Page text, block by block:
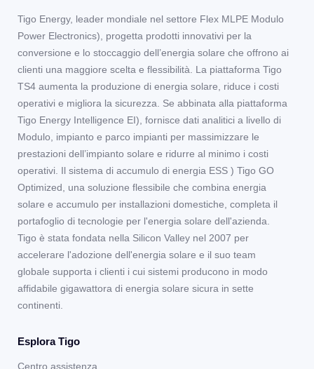
Tigo Energy, leader mondiale nel settore Flex MLPE Modulo
Power Electronics), progetta prodotti innovativi per la
conversione e lo stoccaggio dell’energia solare che offrono ai
clienti una maggiore scelta e flessibilità. La piattaforma Tigo
TS4 aumenta la produzione di energia solare, riduce i costi
operativi e migliora la sicurezza. Se abbinata alla piattaforma
Tigo Energy Intelligence EI), fornisce dati analitici a livello di
Modulo, impianto e parco impianti per massimizzare le
prestazioni dell’impianto solare e ridurre al minimo i costi
operativi. Il sistema di accumulo di energia ESS ) Tigo GO
Optimized, una soluzione flessibile che combina energia
solare e accumulo per installazioni domestiche, completa il
portafoglio di tecnologie per l'energia solare dell'azienda.
Tigo è stata fondata nella Silicon Valley nel 2007 per
accelerare l'adozione dell'energia solare e il suo team
globale supporta i clienti i cui sistemi producono in modo
affidabile gigawattora di energia solare sicura in sette
continenti.
Esplora Tigo
Centro assistenza